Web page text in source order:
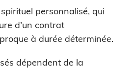
personnalisé, qui
d’un contrat
à durée déterminée.
dépendent de la